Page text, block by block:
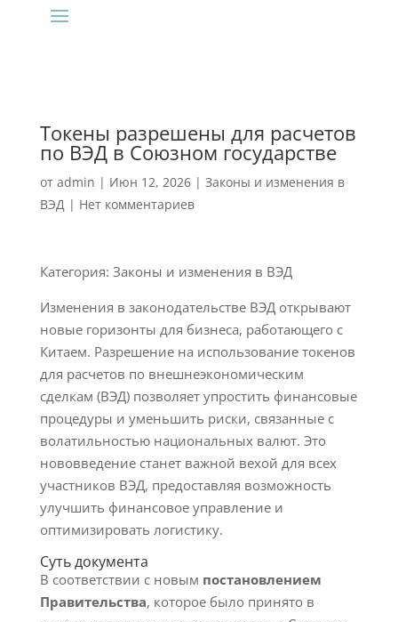
Токены разрешены для расчетов
по ВЭД в Союзном государстве
от admin | Июн 12, 2026| Законы и изменения в
ВЭД| Нет комментариев
Категория: Законы и изменения в ВЭД
Изменения в законодательстве ВЭД открывают
новые горизонты для бизнеса, работающего с
Китаем. Разрешение на использование токенов
для расчетов по внешнеэкономическим
сделкам (ВЭД) позволяет упростить финансовые
процедуры и уменьшить риски, связанные с
волатильностью национальных валют. Это
нововведение станет важной вехой для всех
участников ВЭД, предоставляя возможность
улучшить финансовое управление и
оптимизировать логистику.
Суть документа
В соответствии с новым постановлением
Правительства, которое было принято в